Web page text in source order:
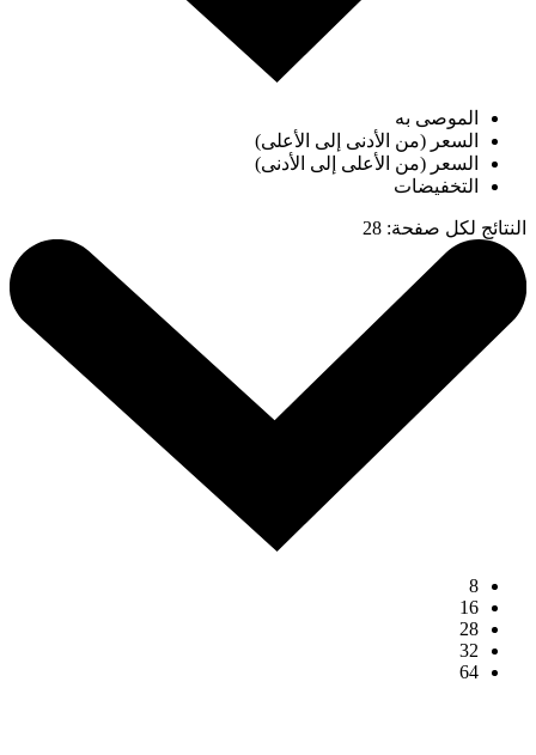
الموصى به
السعر (من الأدنى إلى الأعلى)
السعر (من الأعلى إلى الأدنى)
التخفيضات
النتائج لكل صفحة:
28
8
16
28
32
64